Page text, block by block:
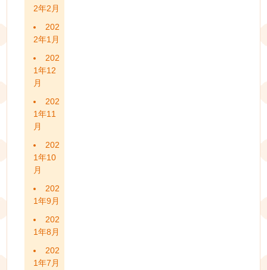
2年2月
202
2年1月
202
1年12
月
202
1年11
月
202
1年10
月
202
1年9月
202
1年8月
202
1年7月